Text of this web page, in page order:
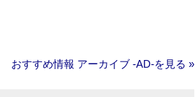
おすすめ情報 アーカイブ ‐AD‐を見る »